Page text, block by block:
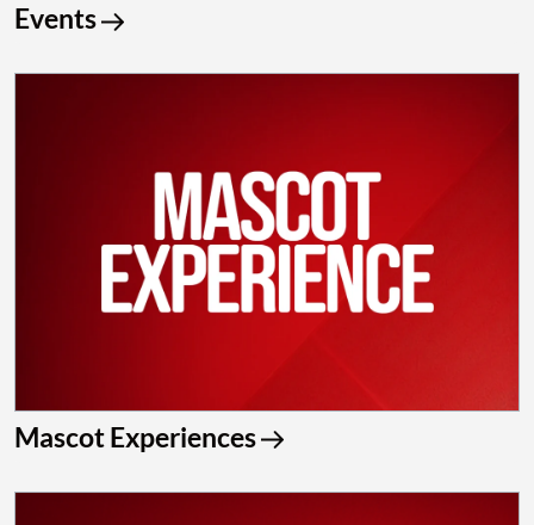
Events
Mascot Experiences